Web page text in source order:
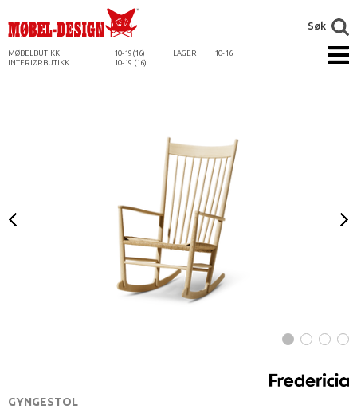
MØBELBUTIKK 10-19(16) LAGER
10-16
INTERIØRBUTIKK
10-19 (16)
Søk
GYNGESTOL